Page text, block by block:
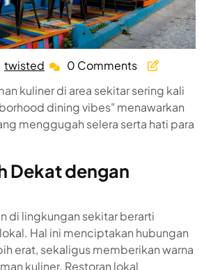
twisted twisted0 Comments
kuliner di area sekitar sering kali
dining vibes" menawarkan
menggugah selera serta hati para
Dekat dengan
di lingkungan sekitar berarti
Hal ini menciptakan hubungan
erat, sekaligus memberikan warna
kuliner. Restoran lokal